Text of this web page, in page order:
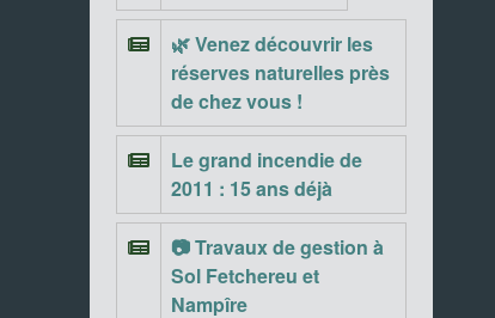
🌿 Venez découvrir les
réserves naturelles près
de chez vous !
Le grand incendie de
2011 : 15 ans déjà
📷 Travaux de gestion à
Sol Fetchereu et
Nampîre